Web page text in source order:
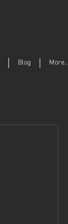
Blog More...